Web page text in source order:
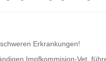
Erkrankungen!
Impfkommision-Vet.